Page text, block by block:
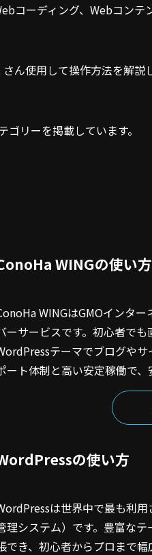
コーディング、Webコン
ん使用して操作方法を解
リーを掲載しています。
WINGの使い方
WINGはGMOインタ
ーサービスです。初心者で
テーマでブログや
ート体制と高い安定稼働で、
の使い方
は世界中で最も利
理システム）です。豊富な
でき、初心者からプロまで